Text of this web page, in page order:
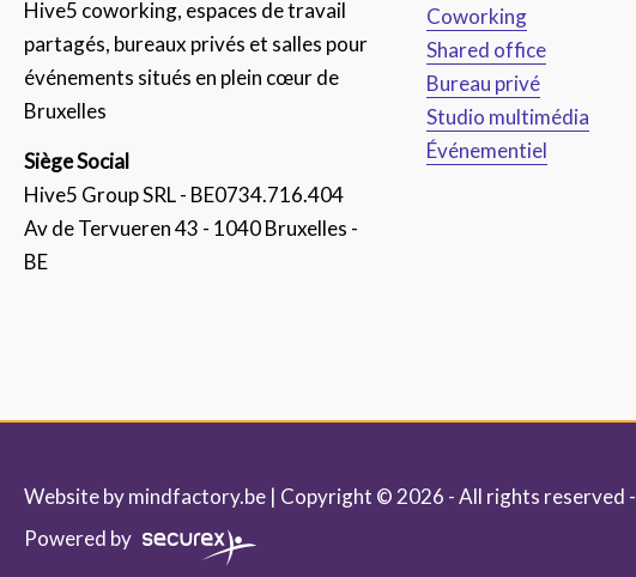
Hive5 coworking, espaces de travail
partagés, bureaux privés et salles pour
événements situés en plein cœur de
Bruxelles
Siège Social
Hive5 Group SRL - BE0734.716.404
Av de Tervueren 43 - 1040 Bruxelles -
BE
Coworking
Shared office
Bureau privé
Studio multimédia
Événementiel
Website bymindfactory.be | Copyright © 2026 - All rights reserved -
Powered by